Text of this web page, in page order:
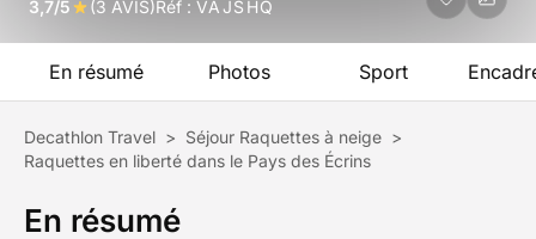
3,7/5 (3 AVIS)Réf : VAJSHQ
En résumé Photos Sport
Decathlon Travel > Séjour Raquettes à neige >
Raquettes en liberté dans le Pays des Écrins
En résumé